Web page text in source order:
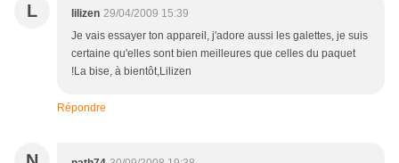
L lilizen 29/04/2009 15:39
Je vais essayer ton appareil, j'adore aussi les galettes, je suis
certaine qu'elles sont bien meilleures que celles du paquet
!La bise, à bientôt,Lilizen
Répondre